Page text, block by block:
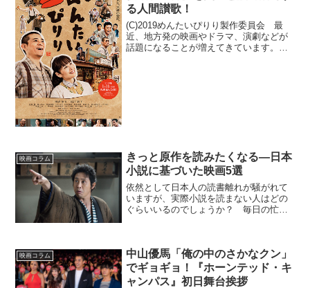
る人間讃歌！
(C)2019めんたいぴりり製作委員会 最
近、地方発の映画やドラマ、演劇などが
話題になることが増えてきています。本
映画コラム
きっと原作を読みたくなる―日本
小説に基づいた映画5選
依然として日本人の読書離れが騒がれて
いますが、実際小説を読まない人はどの
ぐらいいるのでしょうか？ 毎日の忙し
なかなか小説を読む時間がな...
映画コラム
中山優馬「俺の中のさかなクン」
でギョギョ！『ホーンテッド・キ
ャンパス』初日舞台挨拶